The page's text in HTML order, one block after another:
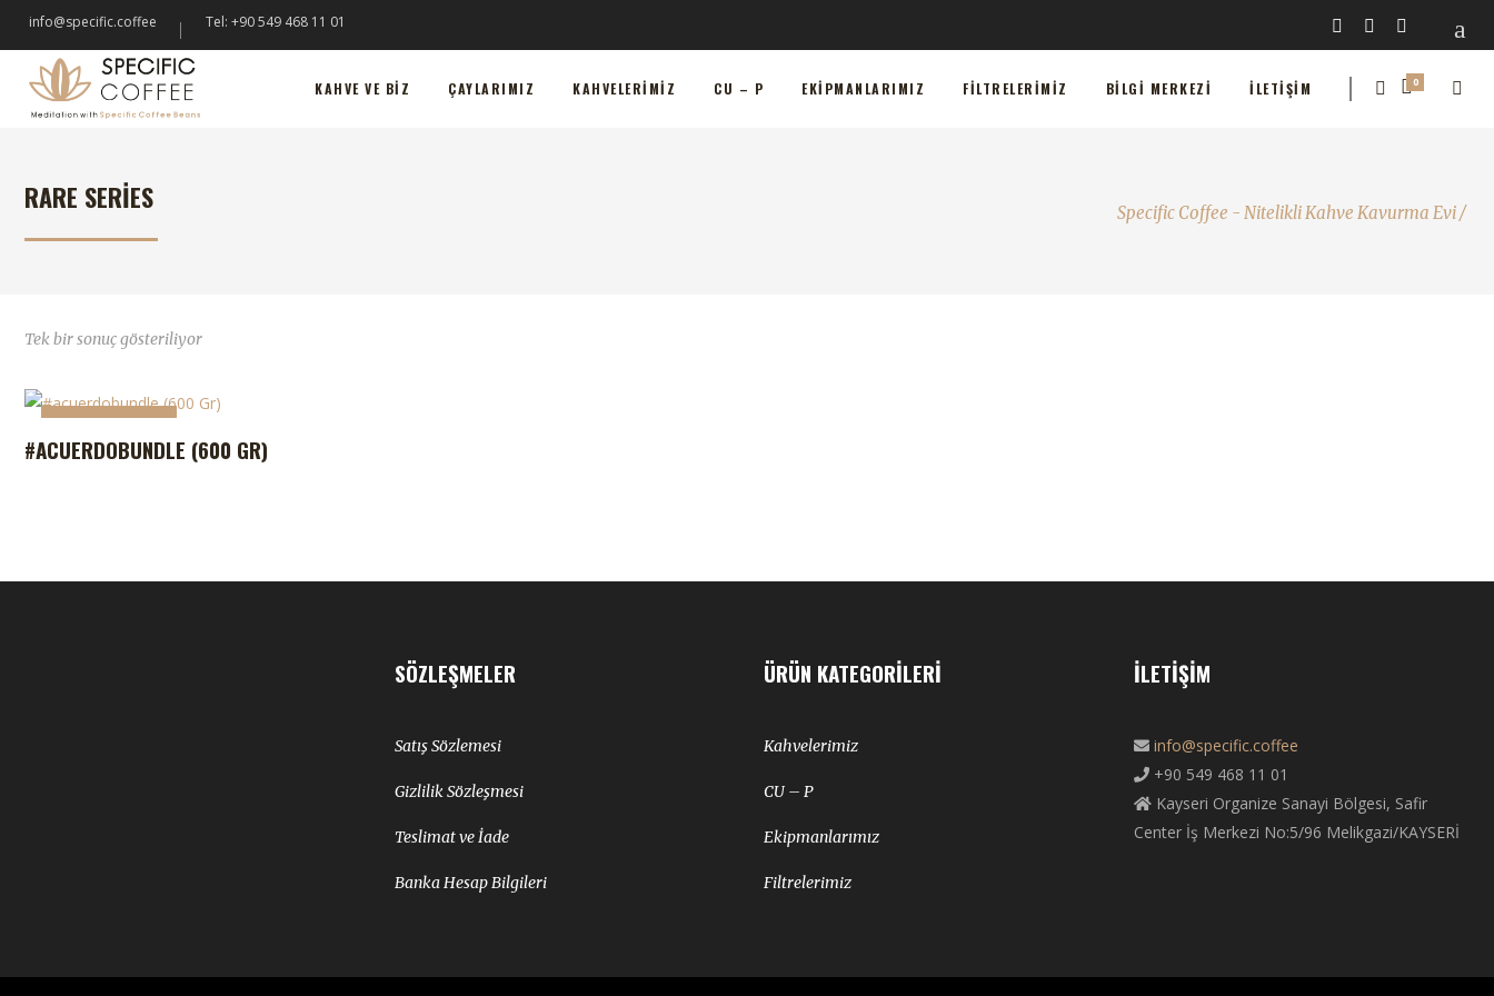
info@specific.coffee Tel: +90 549 468 11 01
KAHVE VE BIZ ÇAYLARIMIZ KAHVELERIMIZ CU – P EKIPMANLARIMIZ FILTRELERIMIZ BILGI MERKEZI İLETIŞIM 0
KAHVE VE BIZ 0
RARE SERIES Specific Coffee - Nitelikli Kahve Kavurma Evi/
Tek bir sonuç gösteriliyor
STOKTA YOK
#ACUERDOBUNDLE (600 GR)
SÖZLEŞMELER
Satış Sözlemesi
Gizlilik Sözleşmesi
Teslimat ve İade
Banka Hesap Bilgileri
ÜRÜN KATEGORILERI
Kahvelerimiz
CU – P
Ekipmanlarımız
Filtrelerimiz
İLETIŞIM
info@specific.coffee
+90 549 468 11 01
Kayseri Organize Sanayi Bölgesi, Safir
Center İş Merkezi No:5/96 Melikgazi/KAYSERİ